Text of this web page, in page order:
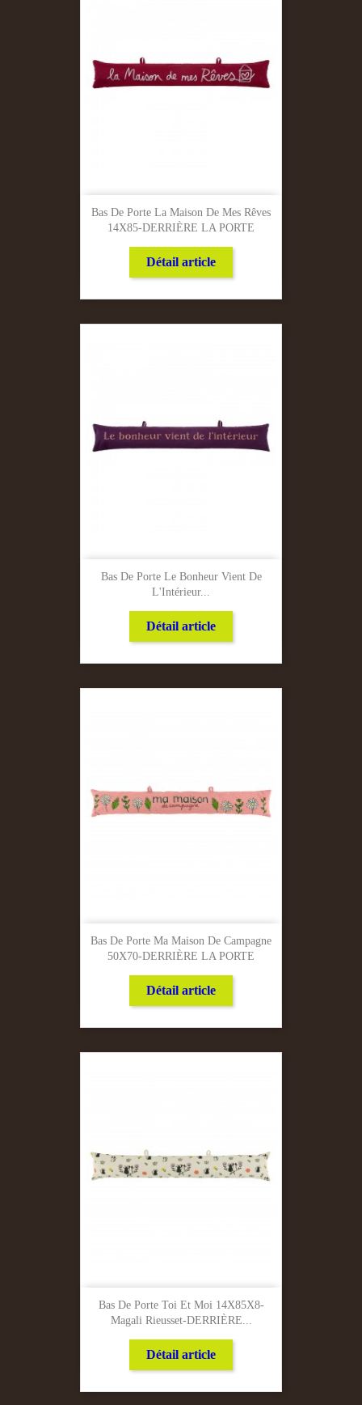
Bas De Porte La Maison De Mes Rêves
14X85-DERRIÈRE LA PORTE
Détail article
Bas De Porte Le Bonheur Vient De
L'Intérieur...
Détail article
Bas De Porte Ma Maison De Campagne
50X70-DERRIÈRE LA PORTE
Détail article
Bas De Porte Toi Et Moi 14X85X8-
Magali Rieusset-DERRIÈRE...
Détail article